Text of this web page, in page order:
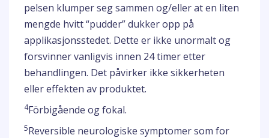
pelsen klumper seg sammen og/eller at en liten
mengde hvitt “pudder” dukker opp på
applikasjonsstedet. Dette er ikke unormalt og
forsvinner vanligvis innen 24 timer etter
behandlingen. Det påvirker ikke sikkerheten
eller effekten av produktet.
4Förbigående og fokal.
5Reversible neurologiske symptomer som for